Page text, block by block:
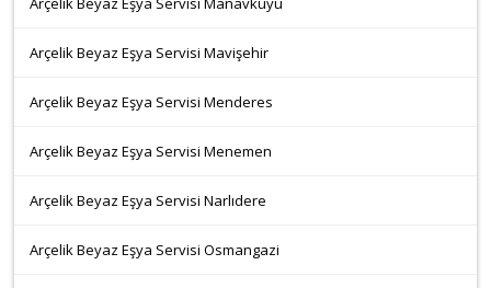
Arçelik Beyaz Eşya Servisi Mavişehir
Arçelik Beyaz Eşya Servisi Menderes
Arçelik Beyaz Eşya Servisi Menemen
Arçelik Beyaz Eşya Servisi Narlıdere
Arçelik Beyaz Eşya Servisi Osmangazi